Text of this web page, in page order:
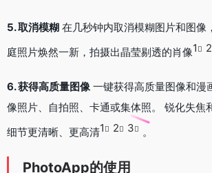
5. 取消模糊 在几秒钟内取消模糊图片和图像
庭照片焕然一新，拍摄出晶莹剔透的肖像1 2
6. 获得高质量图像 一键获得高质量图像和漫
像照片、自拍照、卡通或集体照。 锐化失焦
细节更清晰、更高清1 2 3 。
PhotoApp的使用